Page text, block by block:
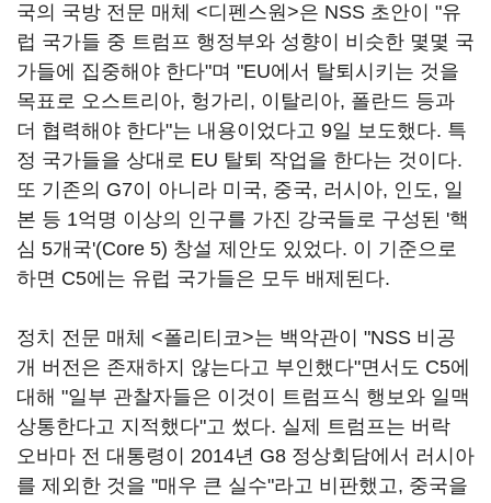
국의 국방 전문 매체 <디펜스원>은 NSS 초안이 "유
럽 국가들 중 트럼프 행정부와 성향이 비슷한 몇몇 국
가들에 집중해야 한다"며 "EU에서 탈퇴시키는 것을
목표로 오스트리아, 헝가리, 이탈리아, 폴란드 등과
더 협력해야 한다"는 내용이었다고 9일 보도했다. 특
정 국가들을 상대로 EU 탈퇴 작업을 한다는 것이다.
또 기존의 G7이 아니라 미국, 중국, 러시아, 인도, 일
본 등 1억명 이상의 인구를 가진 강국들로 구성된 '핵
심 5개국'(Core 5) 창설 제안도 있었다. 이 기준으로
하면 C5에는 유럽 국가들은 모두 배제된다.
정치 전문 매체 <폴리티코>는 백악관이 "NSS 비공
개 버전은 존재하지 않는다고 부인했다"면서도 C5에
대해 "일부 관찰자들은 이것이 트럼프식 행보와 일맥
상통한다고 지적했다"고 썼다. 실제 트럼프는 버락
오바마 전 대통령이 2014년 G8 정상회담에서 러시아
를 제외한 것을 "매우 큰 실수"라고 비판했고, 중국을